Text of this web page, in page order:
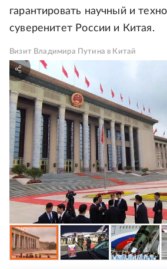
гарантировать научный и
суверенитет России и Китая.
Визит Владимира Путина в Китай